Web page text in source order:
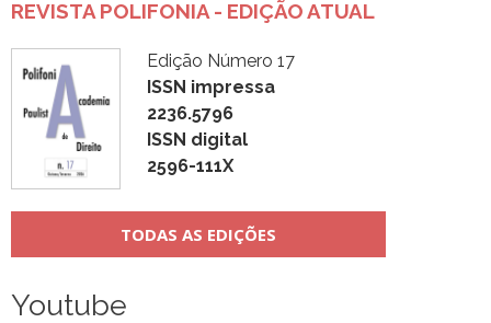
REVISTA POLIFONIA - EDIÇÃO ATUAL
Edição Número 17
ISSN impressa
2236.5796
ISSN digital
2596-111X
TODAS AS EDIÇÕES
Youtube